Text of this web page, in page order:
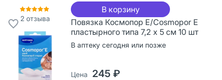
2 отзыва
В корзину
Повязка Космопор Е/Cosmopor Е
пластырного типа 7,2 х 5 см 10 шт
В аптеку сегодня или позже
Цена 245 ₽